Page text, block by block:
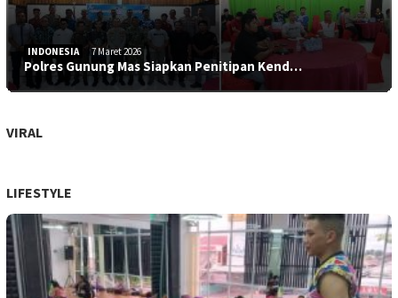
INDONESIA 7 Maret 2026
Polres Gunung Mas Siapkan Penitipan Kend…
VIRAL
LIFESTYLE